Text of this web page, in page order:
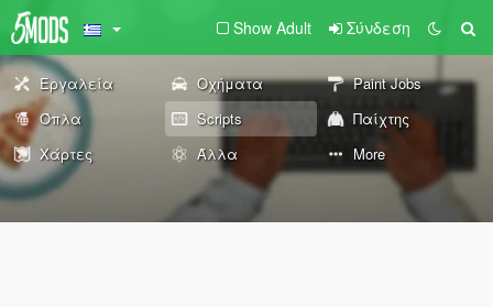
Show Adult Σύνδεση
Εργαλεία Οχήματα
Paint Jobs
Όπλα
Scripts
Παίχτης
Χάρτες
Άλλα More